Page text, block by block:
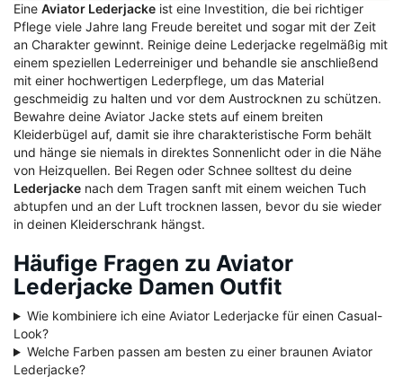
Eine Aviator Lederjacke ist eine Investition, die bei richtiger
Pflege viele Jahre lang Freude bereitet und sogar mit der Zeit
an Charakter gewinnt. Reinige deine Lederjacke regelmäßig mit
einem speziellen Lederreiniger und behandle sie anschließend
mit einer hochwertigen Lederpflege, um das Material
geschmeidig zu halten und vor dem Austrocknen zu schützen.
Bewahre deine Aviator Jacke stets auf einem breiten
Kleiderbügel auf, damit sie ihre charakteristische Form behält
und hänge sie niemals in direktes Sonnenlicht oder in die Nähe
von Heizquellen. Bei Regen oder Schnee solltest du deine
Lederjacke nach dem Tragen sanft mit einem weichen Tuch
abtupfen und an der Luft trocknen lassen, bevor du sie wieder
in deinen Kleiderschrank hängst.
Häufige Fragen zu Aviator
Lederjacke Damen Outfit
Wie kombiniere ich eine Aviator Lederjacke für einen Casual-
Look?
Welche Farben passen am besten zu einer braunen Aviator
Lederjacke?